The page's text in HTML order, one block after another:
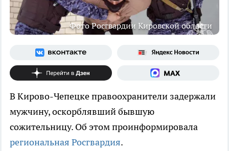
Фото Росгвардии Кировской области
В Кирово-Чепецке правоохранители задержали
мужчину, оскорблявший бывшую
сожительницу. Об этом проинформировала
региональная Росгвардия.